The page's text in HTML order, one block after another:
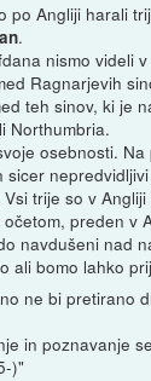
po Angliji harali
.
nismo videli
Ragnarjevih
teh sinov, ki je
Northumbria.
osebnosti.
sicer
trije so v
preden v
navdušeni nad
ali bomo lahko
ne bi pretirano
in poznavanje
)"